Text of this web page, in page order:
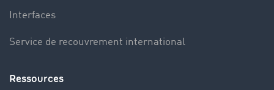
Interfaces
Service de recouvrement international
Ressources